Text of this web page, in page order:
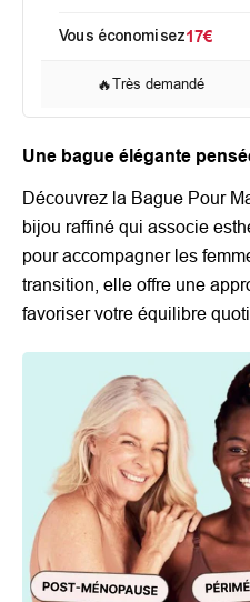
Vous économisez17€
🔥Très demandé
Une bague élégante
Découvrez la Bague Pour
bijou raffiné qui associe
pour accompagner les
transition, elle offre une
favoriser votre équilibre